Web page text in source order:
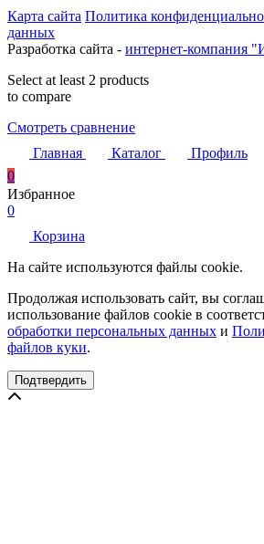
Карта сайта Политика
данных
Разработка сайта - интернет-компания
Select at least 2 products
to compare
Смотреть сравнение
Главная
Каталог
Профиль
0
Избранное
0
Корзина
На сайте используются файлы cookie.
Продолжая использовать сайт, вы
использование файлов cookie в
обработки персональных данных и
файлов куки.
Подтвердить